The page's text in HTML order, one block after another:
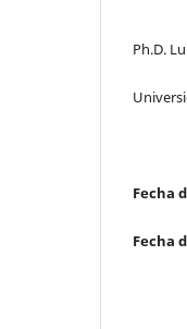
Ph.D.
Fecha
Fecha